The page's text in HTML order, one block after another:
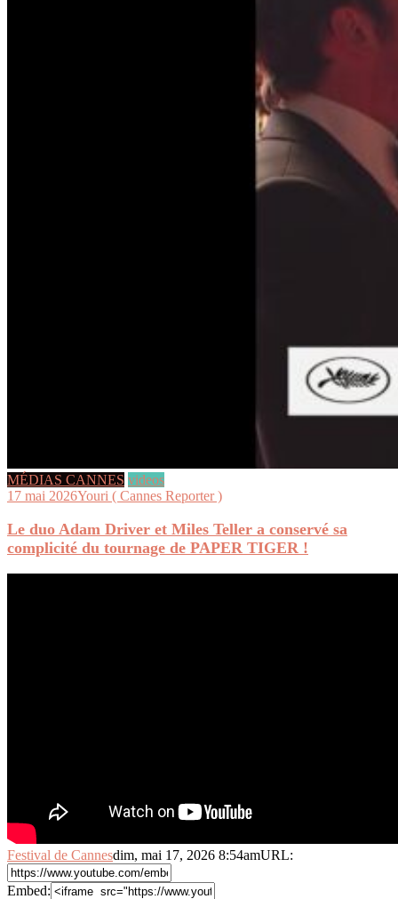
MÉDIAS CANNES videos
17 mai 2026Youri ( Cannes Reporter )
Le duo Adam Driver et Miles Teller a conservé sa
complicité du tournage de PAPER TIGER !
Festival de Cannesdim, mai 17, 2026 8:54amURL:
Embed: